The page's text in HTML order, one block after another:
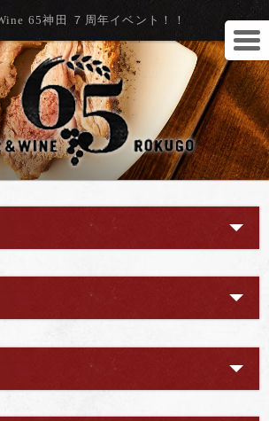
65神田 ７周年イベント！！